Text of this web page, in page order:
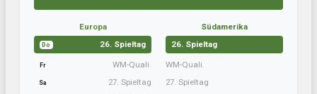
Europa
Do 26. Spieltag
Fr WM-Quali.
Sa 27. Spieltag
Südamerika
26. Spieltag
WM-Quali.
27. Spieltag